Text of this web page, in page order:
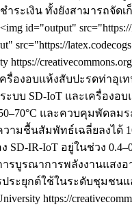
ะเงิน ทั้งยังสามารถจั
src="https://
ครื่องอบแห้งสับปะรดท่า
บ SD-IoT และเครื่อง
และควบคุมพัด
มชื้นสัมพัทธ์เฉลี่ยลงได้
IR-IoT อยู่ในช่วง
รบูรณาการพลังงานแส
ะยุกต์ใช้ในระดับชุมชนแ
https://